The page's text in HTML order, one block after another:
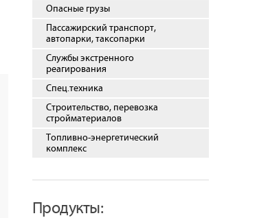
Опасные грузы
Пассажирский транспорт,
автопарки, таксопарки
Службы экстренного
реагирования
Спец.техника
Строительство, перевозка
стройматериалов
Топливно-энергетический
комплекс
Продукты: